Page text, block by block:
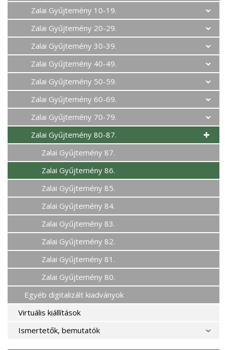
Zalai Gyűjtemény 10-19.
Zalai Gyűjtemény 20-29.
Zalai Gyűjtemény 30-39.
Zalai Gyűjtemény 40-49.
Zalai Gyűjtemény 50-59.
Zalai Gyűjtemény 60-69.
Zalai Gyűjtemény 70-79.
Zalai Gyűjtemény 80-87.
Zalai Gyűjtemény 87.
Zalai Gyűjtemény 86.
Zalai Gyűjtemény 85.
Zalai Gyűjtemény 84.
Zalai Gyűjtemény 83.
Zalai Gyűjtemény 82.
Zalai Gyűjtemény 81.
Zalai Gyűjtemény 80.
Egyéb digitalizált kiadványok
Virtuális kiállítások
Ismertetők, bemutatók